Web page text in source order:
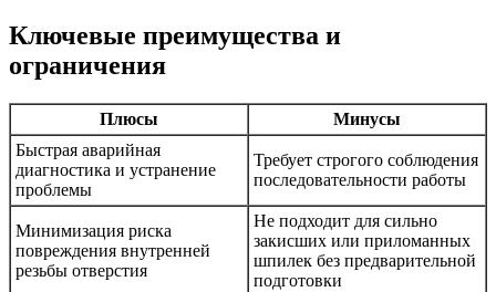
Ключевые преимущества и
ограничения
Плюсы
Минусы
Быстрая аварийная
диагностика и устранение
проблемы
Требует строгого соблюдения
последовательности работы
Минимизация риска
повреждения внутренней
резьбы отверстия
Не подходит для сильно
закисших или приломанных
шпилек без предварительной
подготовки